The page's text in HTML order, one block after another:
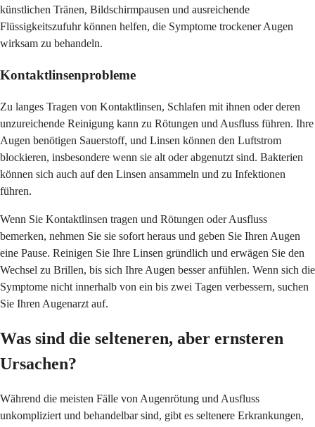
künstlichen Tränen, Bildschirmpausen und ausreichende
Flüssigkeitszufuhr können helfen, die Symptome trockener Augen
wirksam zu behandeln.
Kontaktlinsenprobleme
Zu langes Tragen von Kontaktlinsen, Schlafen mit ihnen oder deren
unzureichende Reinigung kann zu Rötungen und Ausfluss führen. Ihre
Augen benötigen Sauerstoff, und Linsen können den Luftstrom
blockieren, insbesondere wenn sie alt oder abgenutzt sind. Bakterien
können sich auch auf den Linsen ansammeln und zu Infektionen
führen.
Wenn Sie Kontaktlinsen tragen und Rötungen oder Ausfluss
bemerken, nehmen Sie sie sofort heraus und geben Sie Ihren Augen
eine Pause. Reinigen Sie Ihre Linsen gründlich und erwägen Sie den
Wechsel zu Brillen, bis sich Ihre Augen besser anfühlen. Wenn sich die
Symptome nicht innerhalb von ein bis zwei Tagen verbessern, suchen
Sie Ihren Augenarzt auf.
Was sind die selteneren, aber ernsteren
Ursachen?
Während die meisten Fälle von Augenrötung und Ausfluss
unkompliziert und behandelbar sind, gibt es seltenere Erkrankungen,